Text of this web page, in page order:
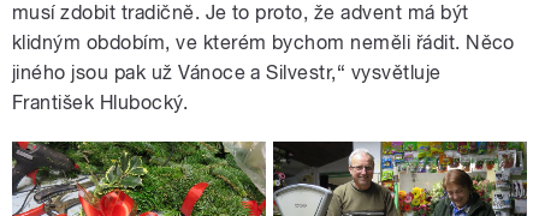
musí zdobit tradičně. Je to proto, že advent má být
klidným obdobím, ve kterém bychom neměli řádit. Něco
jiného jsou pak už Vánoce a Silvestr,“ vysvětluje
František Hlubocký.